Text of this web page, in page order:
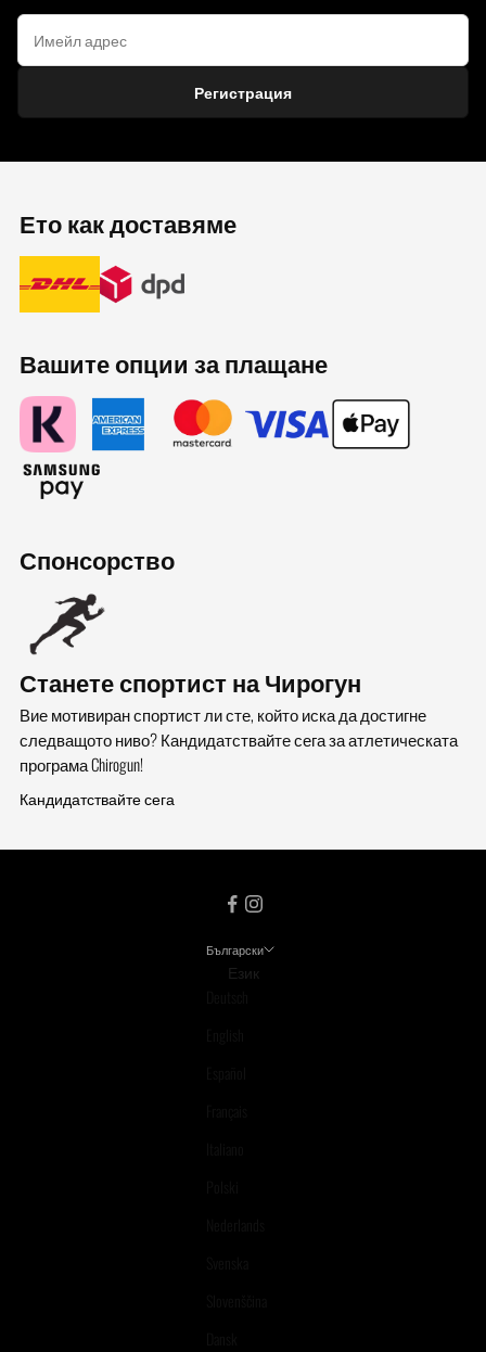
Регистрация
Ето как доставяме
Вашите опции за плащане
Спонсорство
Станете спортист на Чирогун
Вие мотивиран спортист ли сте, който иска да достигне
следващото ниво? Кандидатствайте сега за атлетическата
програма Chirogun!
Кандидатствайте сега
Български
Език